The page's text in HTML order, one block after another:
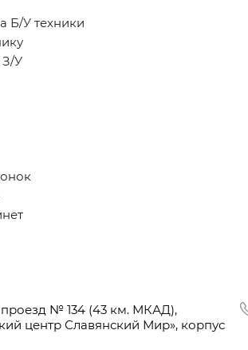
Б/У техники
У
№ 134 (43 км. МКАД),
центр Славянский Мир», корпус